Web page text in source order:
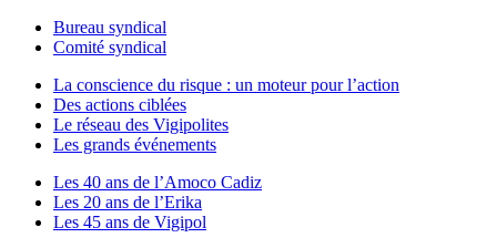
Bureau syndical
Comité syndical
La conscience du risque : un moteur pour l’action
Des actions ciblées
Le réseau des Vigipolites
Les grands événements
Les 40 ans de l’Amoco Cadiz
Les 20 ans de l’Erika
Les 45 ans de Vigipol